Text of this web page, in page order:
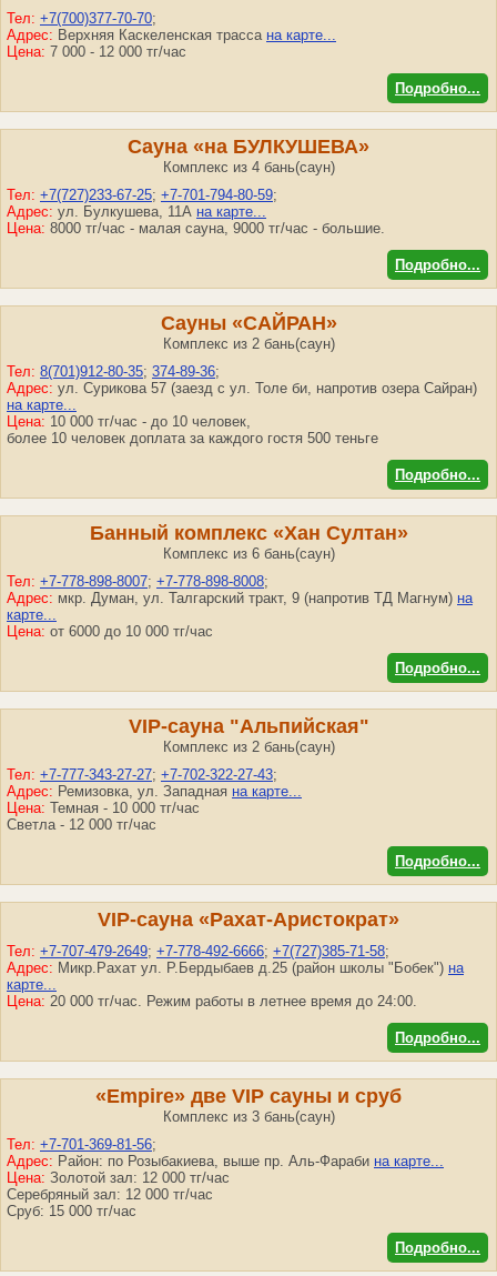
Тел: +7(700)377-70-70;
Адрес: Верхняя Каскеленская трасса на карте...
Цена: 7 000 - 12 000 тг/час
Подробно...
Сауна «на БУЛКУШЕВА»
Комплекс из 4 бань(саун)
Тел: +7(727)233-67-25; +7-701-794-80-59;
Адрес: ул. Булкушева, 11А на карте...
Цена: 8000 тг/час - малая сауна, 9000 тг/час - большие.
Подробно...
Сауны «САЙРАН»
Комплекс из 2 бань(саун)
Тел: 8(701)912-80-35; 374-89-36;
Адрес: ул. Сурикова 57 (заезд с ул. Толе би, напротив озера Сайран)
на карте...
Цена: 10 000 тг/час - до 10 человек,
более 10 человек доплата за каждого гостя 500 теньге
Подробно...
Банный комплекс «Хан Султан»
Комплекс из 6 бань(саун)
Тел: +7-778-898-8007; +7-778-898-8008;
Адрес: мкр. Думан, ул. Талгарский тракт, 9 (напротив ТД Магнум) на
карте...
Цена: от 6000 до 10 000 тг/час
Подробно...
VIP-сауна "Альпийская"
Комплекс из 2 бань(саун)
Тел: +7-777-343-27-27; +7-702-322-27-43;
Адрес: Ремизовка, ул. Западная на карте...
Цена: Темная - 10 000 тг/час
Светла - 12 000 тг/час
Подробно...
VIP-сауна «Рахат-Аристократ»
Тел: +7-707-479-2649; +7-778-492-6666; +7(727)385-71-58;
Адрес: Микр.Рахат ул. Р.Бердыбаев д.25 (район школы "Бобек") на
карте...
Цена: 20 000 тг/час. Режим работы в летнее время до 24:00.
Подробно...
«Empire» две VIP сауны и сруб
Комплекс из 3 бань(саун)
Тел: +7-701-369-81-56;
Адрес: Район: по Розыбакиева, выше пр. Аль-Фараби на карте...
Цена: Золотой зал: 12 000 тг/час
Серебряный зал: 12 000 тг/час
Сруб: 15 000 тг/час
Подробно...